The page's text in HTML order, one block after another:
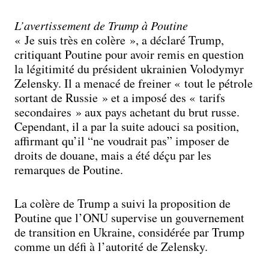
L’avertissement de Trump à Poutine
« Je suis très en colère », a déclaré Trump,
critiquant Poutine pour avoir remis en question
la légitimité du président ukrainien Volodymyr
Zelensky. Il a menacé de freiner « tout le pétrole
sortant de Russie » et a imposé des « tarifs
secondaires » aux pays achetant du brut russe.
Cependant, il a par la suite adouci sa position,
affirmant qu’il “ne voudrait pas” imposer de
droits de douane, mais a été déçu par les
remarques de Poutine.
La colère de Trump a suivi la proposition de
Poutine que l’ONU supervise un gouvernement
de transition en Ukraine, considérée par Trump
comme un défi à l’autorité de Zelensky.